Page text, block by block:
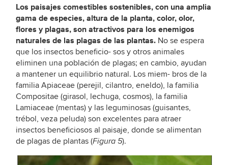
Los paisajes comestibles sostenibles, con una amplia
gama de especies, altura de la planta, color, olor,
flores y plagas, son atractivos para los enemigos
naturales de las plagas de las plantas. No se espera
que los insectos beneficio- sos y otros animales
eliminen una población de plagas; en cambio, ayudan
a mantener un equilibrio natural. Los miem- bros de la
familia Apiaceae (perejil, cilantro, eneldo), la familia
Compositae (girasol, lechuga, cosmos), la familia
Lamiaceae (mentas) y las leguminosas (guisantes,
trébol, veza peluda) son excelentes para atraer
insectos beneficiosos al paisaje, donde se alimentan
de plagas de plantas (Figura 5).